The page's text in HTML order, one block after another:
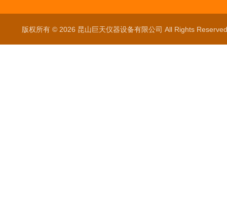
版权所有 © 2026 昆山巨天仪器设备有限公司 All Rights